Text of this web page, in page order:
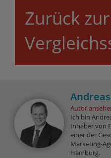
Zurück zur
Autor
Ich bin
Inhaber von
einer der
Marketing-
Hamburg.